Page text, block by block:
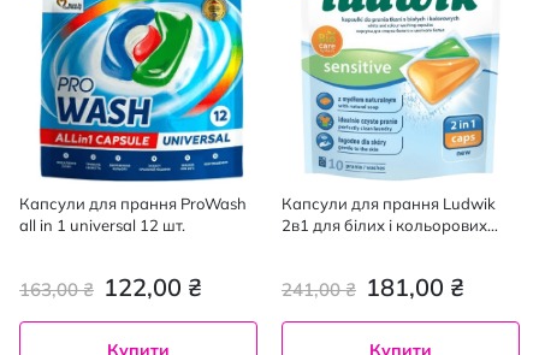
Капсули для прання ProWash
all in 1 universal 12 шт.
122,00 ₴
163,00 ₴
Купити
Капсули для прання Ludwik
2в1 для білих і кольорових
181,00 ₴
241,00 ₴
Купити